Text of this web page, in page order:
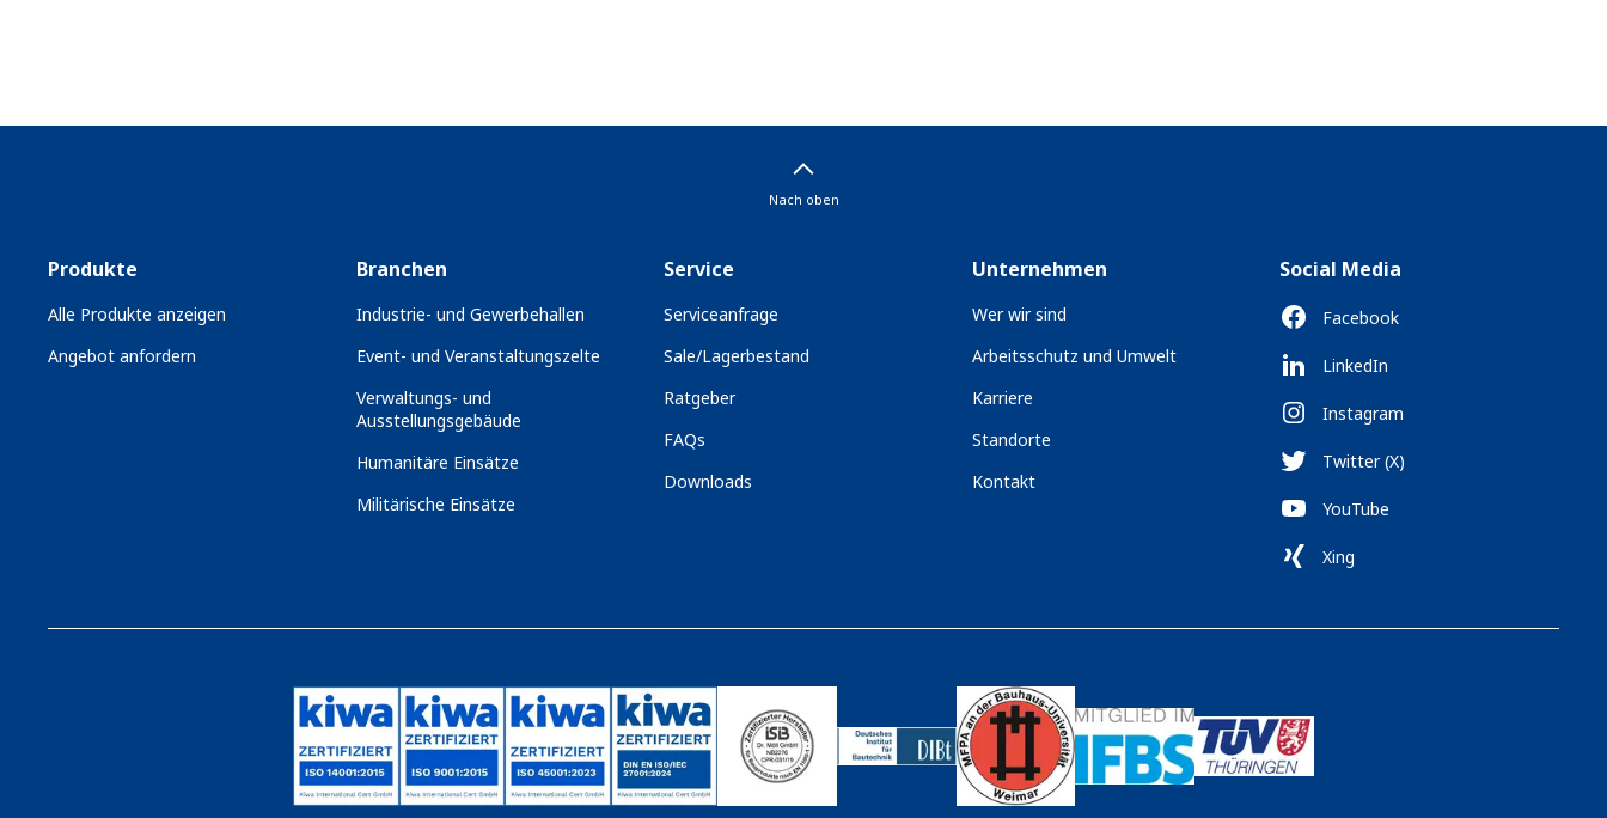
Nach oben
Produkte
Alle Produkte anzeigen
Angebot anfordern
Branchen
Industrie- und Gewerbehallen
Event- und Veranstaltungszelte
Verwaltungs- und
Ausstellungsgebäude
Humanitäre Einsätze
Militärische Einsätze
Service
Serviceanfrage
Sale/Lagerbestand
Ratgeber
FAQs
Downloads
Unternehmen
Wer wir sind
Arbeitsschutz und Umwelt
Karriere
Standorte
Kontakt
Social Media
Facebook
LinkedIn
Instagram
Twitter (X)
YouTube
Xing